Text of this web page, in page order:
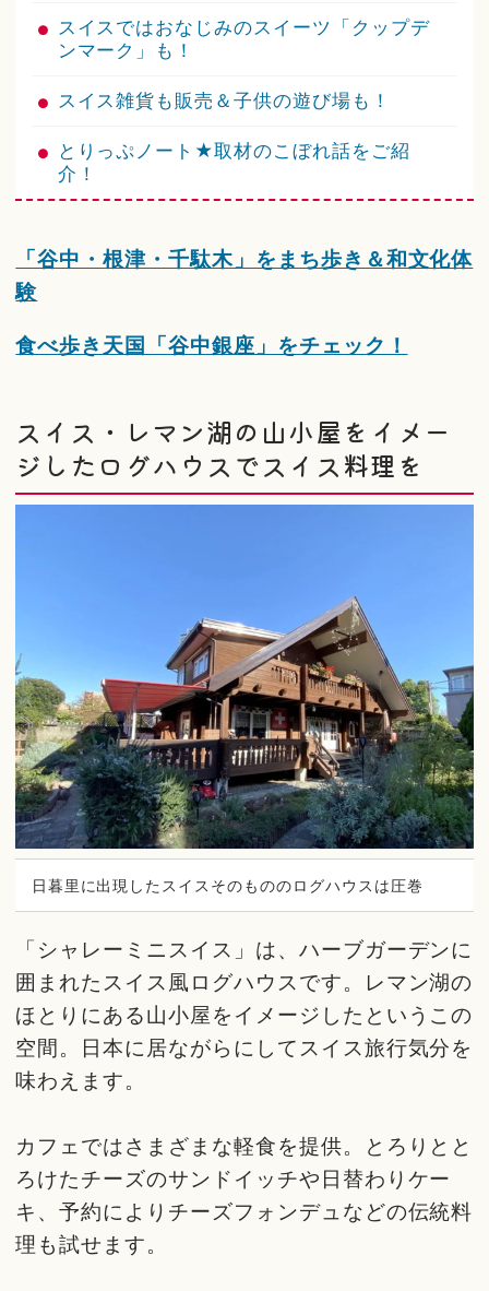
スイスではおなじみのスイーツ「クップデ
ンマーク」も！
スイス雑貨も販売＆子供の遊び場も！
とりっぷノート★取材のこぼれ話をご紹
介！
「谷中・根津・千駄木」をまち歩き＆和文化体
験
食べ歩き天国「谷中銀座」をチェック！
スイス・レマン湖の山小屋をイメー
ジしたログハウスでスイス料理を
日暮里に出現したスイスそのもののログハウスは圧巻
「シャレーミニスイス」は、ハーブガーデンに
囲まれたスイス風ログハウスです。レマン湖の
ほとりにある山小屋をイメージしたというこの
空間。日本に居ながらにしてスイス旅行気分を
味わえます。
カフェではさまざまな軽食を提供。とろりとと
ろけたチーズのサンドイッチや日替わりケー
キ、予約によりチーズフォンデュなどの伝統料
理も試せます。